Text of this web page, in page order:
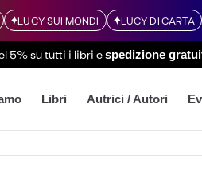
LUCY SUI MONDI LUCY DI CARTA
5% su tutti i libri espedizione
Libri Autrici / Autori